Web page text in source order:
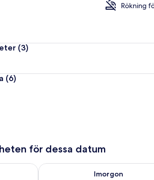
Rökning
(3)
(6)
för dessa datum
ikväll aug. 8 - aug. 9
Imorgon
Kontrollera tillgängligheten för